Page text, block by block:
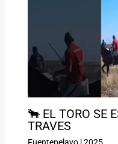
🐂 EL TORO SE
TRAVES
Fuentepelayo|2025